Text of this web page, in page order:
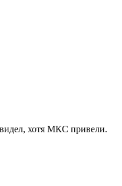
хотя МКС привели.